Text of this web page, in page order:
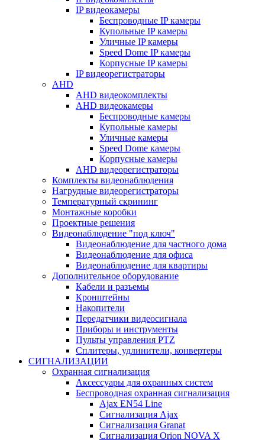
IP видеокамеры
Беспроводные IP камеры
Купольные IP камеры
Уличные IP камеры
Speed Dome IP камеры
Корпусные IP камеры
IP видеорегистраторы
AHD
AHD видеокомплекты
AHD видеокамеры
Беспроводные камеры
Купольные камеры
Уличные камеры
Speed Dome камеры
Корпусные камеры
AHD видеорегистраторы
Комплекты видеонаблюдения
Нагрудные видеорегистраторы
Температурный скрининг
Монтажные коробки
Проектные решения
Видеонаблюдение "под ключ"
Видеонаблюдение для частного дома
Видеонаблюдение для офиса
Видеонаблюдение для квартиры
Дополнительное оборудование
Кабели и разъемы
Кронштейны
Накопители
Передатчики видеосигнала
Приборы и инструменты
Пульты управления PTZ
Сплитеры, удлинители, конвертеры
СИГНАЛИЗАЦИИ
Охранная сигнализация
Аксессуары для охранных систем
Беспроводная охранная сигнализация
Ajax EN54 Line
Сигнализация Ajax
Сигнализация Granat
Сигнализация Orion NOVA X